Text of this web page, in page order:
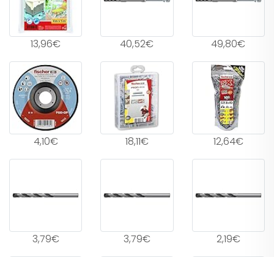
13,96€ 40,52€ 49,80€
4,10€ 18,11€ 12,64€
3,79€ 3,79€ 2,19€